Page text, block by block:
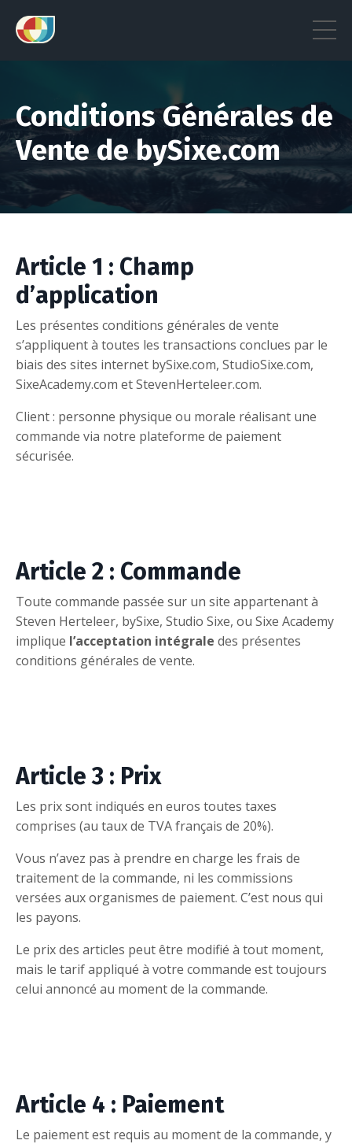
Conditions Générales de
Vente de bySixe.com
Article 1 : Champ
d’application
Les présentes conditions générales de vente
s’appliquent à toutes les transactions conclues par le
biais des sites internet bySixe.com, StudioSixe.com,
SixeAcademy.com et StevenHerteleer.com.
Client : personne physique ou morale réalisant une
commande via notre plateforme de paiement
sécurisée.
Article 2 : Commande
Toute commande passée sur un site appartenant à
Steven Herteleer, bySixe, Studio Sixe, ou Sixe Academy
implique l’acceptation intégrale des présentes
conditions générales de vente.
Article 3 : Prix
Les prix sont indiqués en euros toutes taxes
comprises (au taux de TVA français de 20%).
Vous n’avez pas à prendre en charge les frais de
traitement de la commande, ni les commissions
versées aux organismes de paiement. C’est nous qui
les payons.
Le prix des articles peut être modifié à tout moment,
mais le tarif appliqué à votre commande est toujours
celui annoncé au moment de la commande.
Article 4 : Paiement
Le paiement est requis au moment de la commande, y